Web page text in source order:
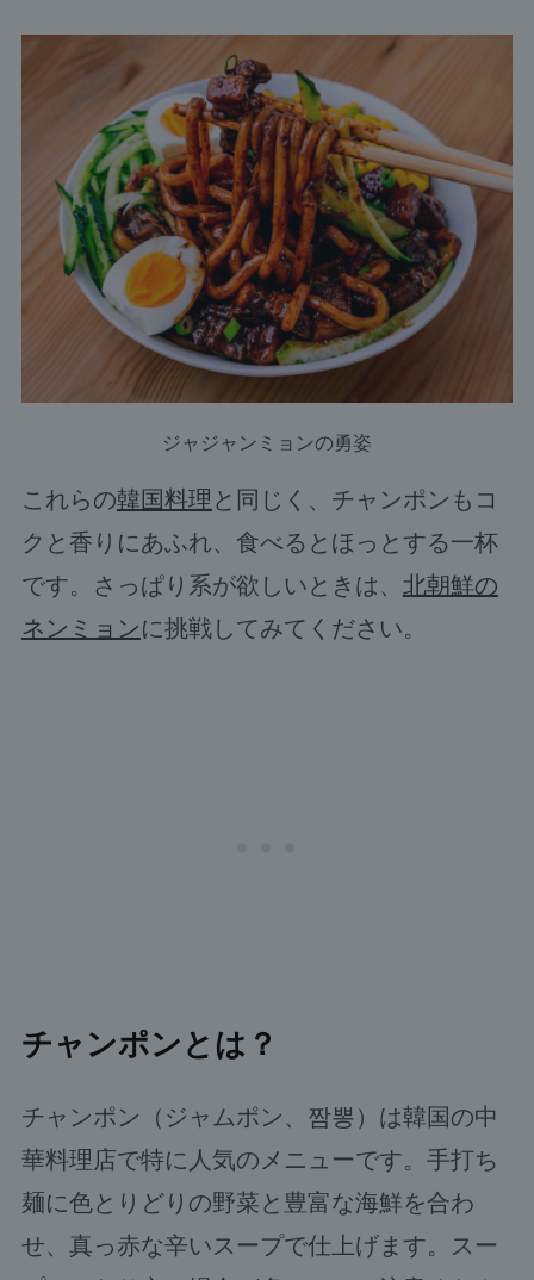
ジャジャンミョンの勇姿
これらの韓国料理 と同じく、チャンポンもコ
クと香りにあふれ、食べるとほっとする一杯
です。さっぱり系が欲しいときは、 北朝鮮の
ネンミョンに挑戦してみてください。
チャンポンとは？
チャンポン（ジャムポン、짬뽕）は韓国の中
華料理店で特に人気のメニューです。手打ち
麺に色とりどりの野菜と豊富な海鮮を合わ
せ、真っ赤な辛いスープで仕上げます。スー